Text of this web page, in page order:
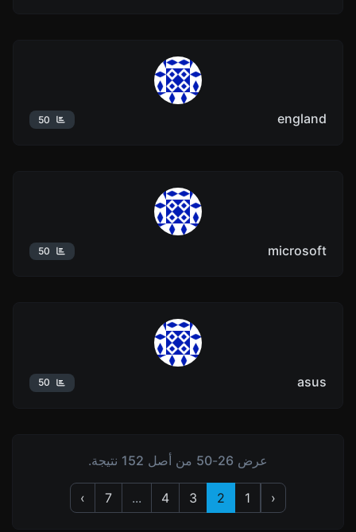
england
microsoft
asus
عرض 26
-
50 من أصل 152 نتيجة.
‹
1
2
3
4
...
7
›